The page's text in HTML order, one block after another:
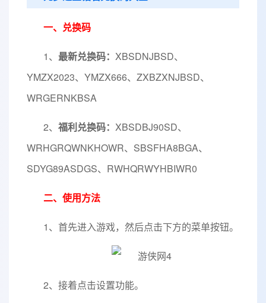
一、兑换码
1、 最新兑换码： XBSDNJBSD、
YMZX2023、YMZX666、ZXBZXNJBSD、
WRGERNKBSA
2、 福利兑换码： XBSDBJ90SD、
WRHGRQWNKHOWR、SBSFHA8BGA、
SDYG89ASDGS、RWHQRWYHBIWR0
二、使用方法
1、首先进入游戏，然后点击下方的菜单按钮。
2、接着点击设置功能。